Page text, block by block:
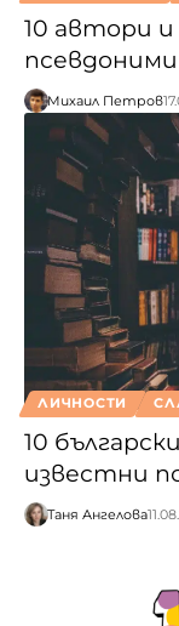
10 автори
псевдоними
Михаил Петров
ЛИЧНОСТИ
10
известни
Таня Ангелова